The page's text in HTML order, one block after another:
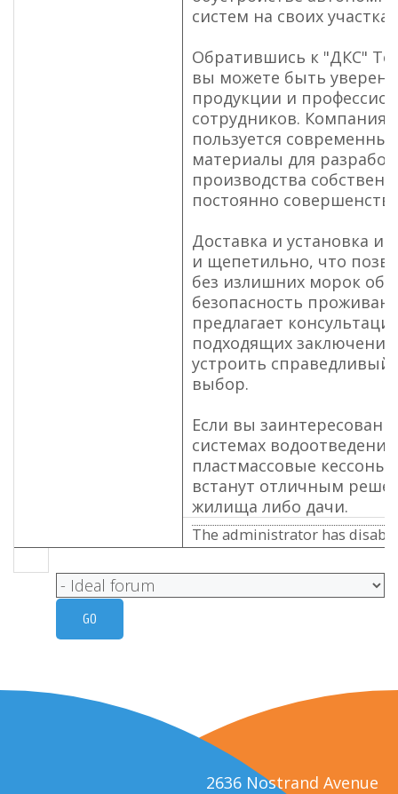
систем на своих
Обратившись к "ДКС"
вы можете быть
продукции и
сотрудников. Компания
пользуется
материалы для
производства
постоянно
Доставка и установка
и щепетильно, что
без излишних морок
безопасность
предлагает
подходящих
устроить
выбор.
Если вы
системах
пластмассовые кессоны
встанут отличным
жилища либо дачи.
The administrator has
2636 Nostrand Avenue